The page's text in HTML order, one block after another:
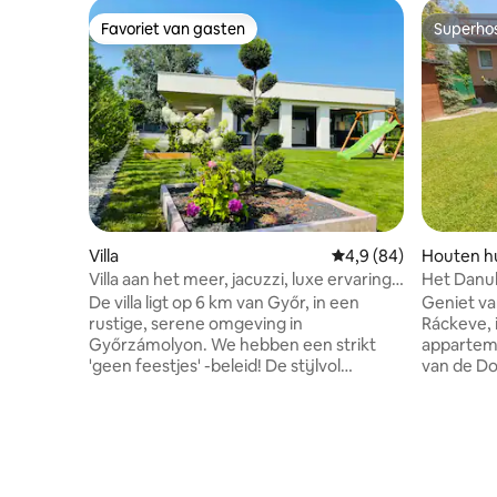
Favoriet van gasten
Favoriet van gasten
Villa Gemiddelde
4,9 (84)
Villa aan het meer, jacuzzi, luxe ervaring
in Szigetköz
De villa ligt op 6 km van Győr, in een
rustige, serene omgeving in
Győrzámolyon. We hebben een strikt
'geen feestjes' -beleid! De stijlvol
Houten
Het
Geniet
van de Donau